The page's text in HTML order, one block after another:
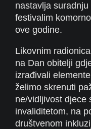
nastavlja
festivalim
ove godine.
Likovnim
na Dan obitelji
izrađivali
želimo skrenuti
ne/vidljivost djece
invaliditetom, na
društvenom